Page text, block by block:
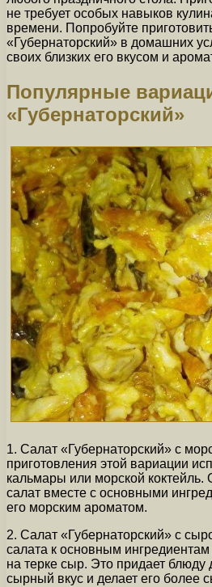
не требует особых навыков
времени. Попробуйте
«Губернаторский» в домашних
своих близких его вкусом и
Популярные
«Губернаторский»
1. Салат «Губернаторский» с
приготовления этой вариации
кальмары или морской коктейль.
салат вместе с основными
его морским ароматом.
2. Салат «Губернаторский» с
салата к основным
на терке сыр. Это придает блюду
сырный вкус и делает его более